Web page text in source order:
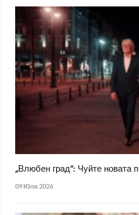
„Влюбен град“: Чуйте новата
09 Юли 2026